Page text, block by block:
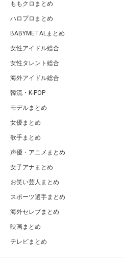
ももクロまとめ
ハロプロまとめ
BABYMETALまとめ
女性アイドル総合
女性タレント総合
海外アイドル総合
韓流・K-POP
モデルまとめ
女優まとめ
歌手まとめ
声優・アニメまとめ
女子アナまとめ
お笑い芸人まとめ
スポーツ選手まとめ
海外セレブまとめ
映画まとめ
テレビまとめ